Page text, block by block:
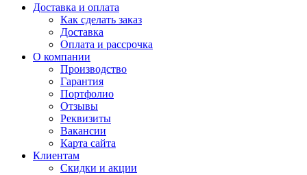
Доставка и оплата
Как сделать заказ
Доставка
Оплата и рассрочка
О компании
Производство
Гарантия
Портфолио
Отзывы
Реквизиты
Вакансии
Карта сайта
Клиентам
Скидки и акции